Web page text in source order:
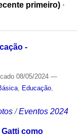
primeiro) ·
-
08/05/2024 —
, Educação,
/Eventos 2024
como